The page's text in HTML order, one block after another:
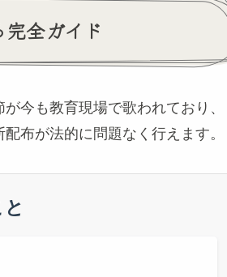
全ガイド
今も教育現場で歌われており、
布が法的に問題なく行えます。